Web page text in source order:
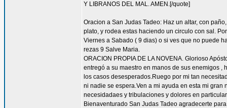
Y LIBRANOS DEL MAL. AMEN.[/quote]
Oracion a San Judas Tadeo: Haz un altar, con
plato, y rodea estas haciendo un circulo con sal.
Viernes a Sabado ( 9 dias) o si ves que no puede
rezas 9 Salve Maria.
ORACION PROPIA DE LA NOVENA. Glorioso
entregó a su maestro en manos de sus enemigos
los casos desesperados.Ruego por mi tan
ni nadie se espera.Ven a mi ayuda en esta mi
necesidadaes y tribulaciones y dolores en
Bienaventurado San Judas Tadeo agradecerte